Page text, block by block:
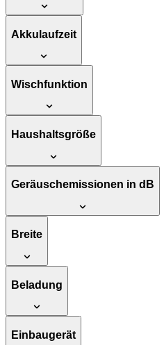
Akkulaufzeit
Wischfunktion
Haushaltsgröße
Geräuschemissionen in dB
Breite
Beladung
Einbaugerät